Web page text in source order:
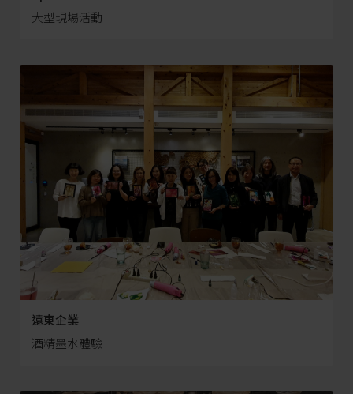
大型現場活動
遠東企業
酒精墨水體驗